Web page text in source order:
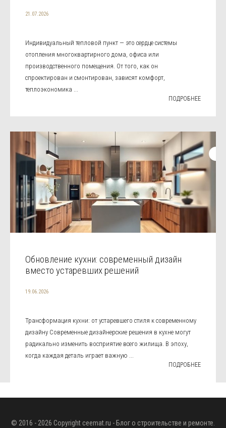
21.07.2026
Индивидуальный тепловой пункт — это сердце системы
отопления многоквартирного дома, офиса или
производственного помещения. От того, как он
спроектирован и смонтирован, зависят комфорт,
теплоэкономика ...
ПОДРОБНЕЕ
Обновление кухни: современный дизайн
вместо устаревших решений
19.06.2026
Трансформация кухни: от устаревшего стиля к современному
дизайну Современные дизайнерские решения в кухне могут
радикально изменить восприятие всего жилища. В эпоху,
когда каждая деталь играет важную ...
ПОДРОБНЕЕ
© 2016 - 2026 Copyright ceemat.ru - Блог о строительстве и ремонте.